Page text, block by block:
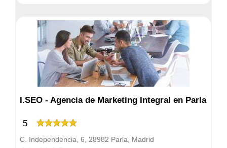
I.SEO - Agencia de Marketing Integral en Parla
5
C. Independencia, 6, 28982 Parla, Madrid